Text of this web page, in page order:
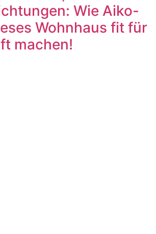
Wie Aiko-
Wohnhaus fit für
machen!